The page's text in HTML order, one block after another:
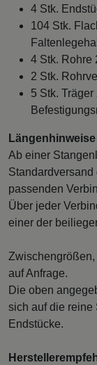
4 Stk.
104 Stk.
4 Stk. Rohre
2 Stk.
5 Stk.
Ab einer
passenden
Über jeder
einer der
auf Anfrage.
Die oben
sich auf die reine
Endstücke.